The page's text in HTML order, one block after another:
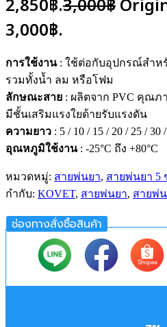
2,850฿.3,000฿
3,000฿.
การใช้งาน: ใช้ต่อกับอุปกรณ์สำห
รวมทั้งน้ำ ลม หรือโฟม
ลักษณะสาย : ผลิตจาก PVC คุณ
มีชั้นเสริมแรงใยด้ายรับแรงดัน
ความยาว : 5 / 10 / 15 / 20 / 25 / 30
อุณหภูมิใช้งาน: -25°C ถึง +80°C
หมวดหมู่: สายพ่นยา, สายพ่นยา 5
กำกับ: KOVET, สายพ่นยา, สายพ่
ช่องทางสั่งซื้อสินค้า